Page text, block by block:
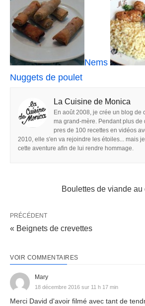
Nems
Nuggets de poulet
La Cuisine de Monica
En août 2008, je crée un blog de
ma grand-mère. Pendant plus de
pres de 100 recettes en vidéos
2010, elle s'en va rejoindre les étoiles... mais
cette aventure afin de lui rendre hommage.
Boulettes de viande
PRÉCÉDENT
« Beignets de crevettes
VOIR COMMENTAIRES
Mary
18 décembre 2016 sur 11 h 17 min
Merci David d'avoir filmé avec tant de